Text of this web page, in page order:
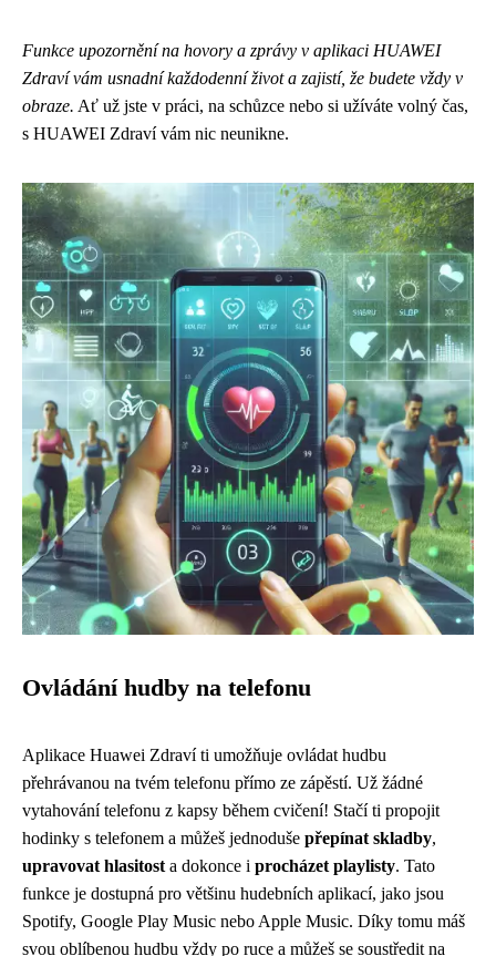
Funkce upozornění na hovory a zprávy v aplikaci HUAWEI
Zdraví vám usnadní každodenní život a zajistí, že budete vždy v
obraze. Ať už jste v práci, na schůzce nebo si užíváte volný čas,
s HUAWEI Zdraví vám nic neunikne.
Ovládání hudby na telefonu
Aplikace Huawei Zdraví ti umožňuje ovládat hudbu
přehrávanou na tvém telefonu přímo ze zápěstí. Už žádné
vytahování telefonu z kapsy během cvičení! Stačí ti propojit
hodinky s telefonem a můžeš jednoduše přepínat skladby,
upravovat hlasitost a dokonce i procházet playlisty. Tato
funkce je dostupná pro většinu hudebních aplikací, jako jsou
Spotify, Google Play Music nebo Apple Music. Díky tomu máš
svou oblíbenou hudbu vždy po ruce a můžeš se soustředit na